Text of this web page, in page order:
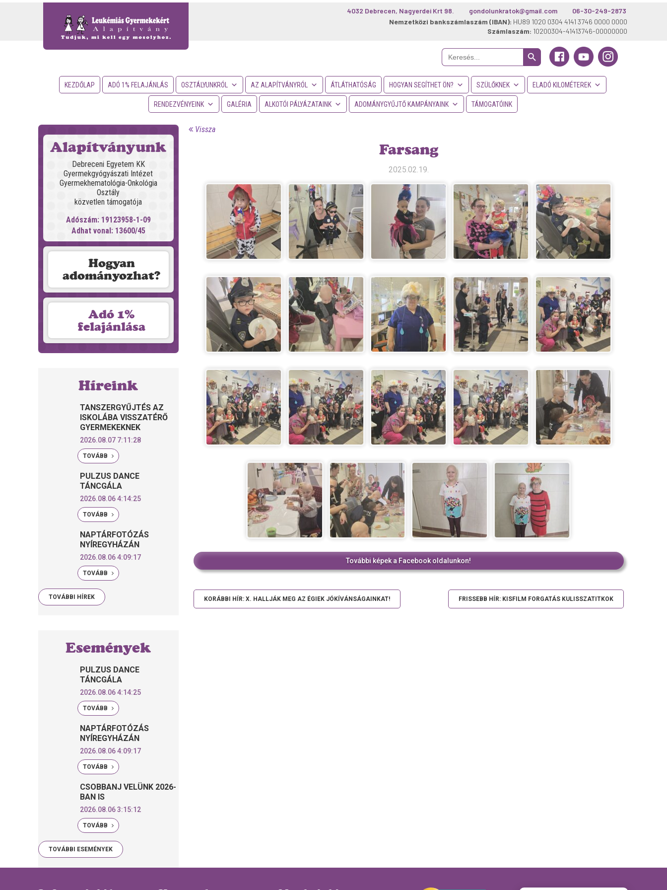
06-30-249-2873
gondolunkratok@gmail.com
4032 Debrecen, Nagyerdei Krt 98.
Nemzetközi bankszámlaszám (IBAN): HU89 1020 0304 4141 3746 0000 0000
Számlaszám: 10200304-41413746-00000000
Search
for:
Search Button
KEZDŐLAP ADÓ 1% FELAJÁNLÁS OSZTÁLYUNKRÓL AZ ALAPÍTVÁNYRÓL ÁTLÁTHATÓSÁG HOGYAN SEGÍTHET ÖN? SZÜLŐKNEK ELADÓ KILOMÉTEREK
RENDEZVÉNYEINK GALÉRIA ALKOTÓI PÁLYÁZATAINK ADOMÁNYGYŰJTŐ KAMPÁNYAINK TÁMOGATÓINK
Alapítványunk
Debreceni Egyetem KK
Gyermekgyógyászati Intézet
Gyermekhematológia-Onkológia
Osztály
közvetlen támogatója
Adószám: 19123958-1-09
Adhat vonal: 13600/45
Hogyan
adományozhat?
Adó 1%
felajánlása
Híreink
TANSZERGYŰJTÉS AZ
ISKOLÁBA VISSZATÉRŐ
GYERMEKEKNEK
2026.08.07 7:11:28
TOVÁBB
PULZUS DANCE
TÁNCGÁLA
2026.08.06 4:14:25
TOVÁBB
NAPTÁRFOTÓZÁS
NYÍREGYHÁZÁN
2026.08.06 4:09:17
TOVÁBB
TOVÁBBI HÍREK
Események
PULZUS DANCE
TÁNCGÁLA
2026.08.06 4:14:25
TOVÁBB
NAPTÁRFOTÓZÁS
NYÍREGYHÁZÁN
2026.08.06 4:09:17
TOVÁBB
CSOBBANJ VELÜNK 2026-
BAN IS
2026.08.06 3:15:12
TOVÁBB
TOVÁBBI ESEMÉNYEK
Vissza
Farsang
2025.02.19.
További képek a Facebook oldalunkon!
KORÁBBI HÍR: X. HALLJÁK MEG AZ ÉGIEK JÓKÍVÁNSÁGAINKAT! FRISSEBB HÍR: KISFILM FORGATÁS KULISSZATITKOK